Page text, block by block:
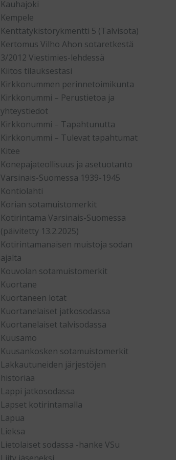
Kauhajoki
Kempele
Kenttätykistörykmentti 5 (Talvisota)
Kertomus Vilho Ahon sotaretkestä
3/2012 Viestimies-lehdessä
Kiitos tilauksestasi
Kirkkonummen perinnetoimikunta
Kirkkonummi – Perustietoa ja
yhteystiedot
Kirkkonummi – Tapahtunutta
Kirkkonummi – Tulevat tapahtumat
Kitee
Konepajateollisuus ja asetuotanto
Varsinais-Suomessa 1939-1945
Kontiolahti
Korian sotamuistomerkit
Kotirintama Varsinais-Suomessa
(päivitetty 13.2.2025)
Kotirintamanaisen muistoja sodan
ajalta
Kouvolan sotamuistomerkit
Kuortane
Kuortaneen lotat
Kuortanelaiset jatkosodassa
Kuortanelaiset talvisodassa
Kuusamo
Kuusankosken sotamuistomerkit
Lakkautuneiden järjestöjen
historiaa
Lappi jatkosodassa
Lapset kotirintamalla
Lapua
Lieksa
Lietolaiset sodassa -hanke VSu